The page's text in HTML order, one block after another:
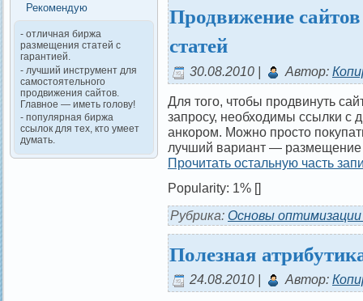
Рекомендую
- отличная биржа
размещения статей с
гарантией.
- лучший инструмент для
самостоятельного
продвижения сайтов.
Главное — иметь голову!
- популярная биржа
ссылок для тех, кто умеет
думать.
Продвижение
статей
30.08.2010 | Автор:
Для того, чтобы продвинуть
запросу, необходимы ссылки с
анкором. Можно просто
лучший вариант — размещение
Прочитать остальную часть
Popularity: 1% []
Рубрика: Основы
Полезная
24.08.2010 | Автор: